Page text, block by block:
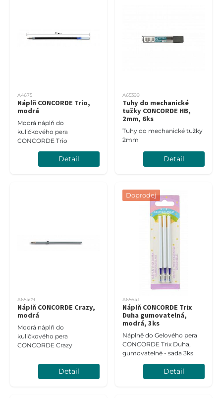
A4675
Náplň CONCORDE Trio,
modrá
Modrá náplň do
kuličkového pera
CONCORDE Trio
Detail
A65399
Tuhy do mechanické
tužky CONCORDE HB,
2mm, 6ks
Tuhy do mechanické tužky
2mm
Detail
A65409
Náplň CONCORDE Crazy,
modrá
Modrá náplň do
kuličkového pera
CONCORDE Crazy
Detail
Doprodej
A65641
Náplň CONCORDE Trix
Duha gumovatelná,
modrá, 3ks
Náplně do Gelového pera
CONCORDE Trix Duha,
gumovatelné - sada 3ks
Detail